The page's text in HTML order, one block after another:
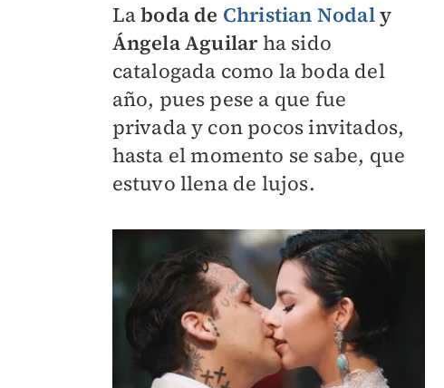
Laboda de Christian Nodaly
Ángela Aguilarha sido
catalogada como la boda del
año, pues pese a que fue
privada y con pocos invitados,
hasta el momento se sabe, que
estuvo llena de lujos.